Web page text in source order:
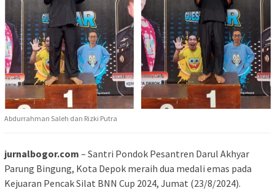
Abdurrahman Saleh dan Rizki Putra
jurnalbogor.com – Santri Pondok Pesantren Darul Akhyar
Parung Bingung, Kota Depok meraih dua medali emas pada
Kejuaran Pencak Silat BNN Cup 2024, Jumat (23/8/2024).